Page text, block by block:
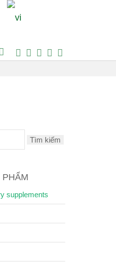
Orthopedic pet bed
Tìm kiếm
PHẨM
supplements